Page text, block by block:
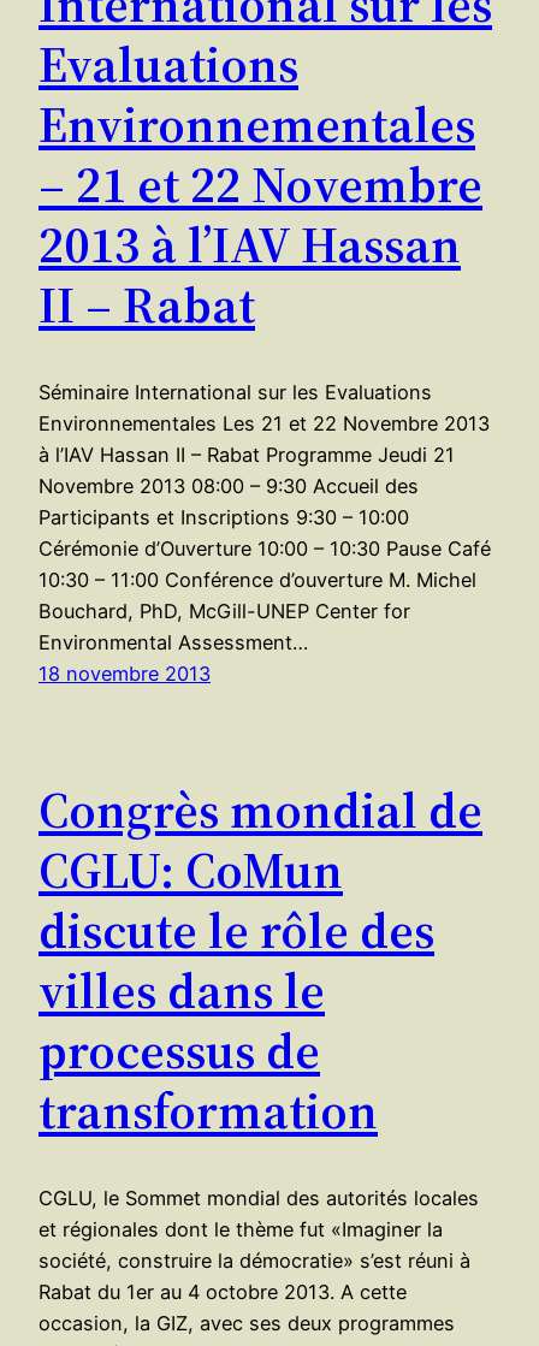
Evaluations
Environnementales
– 21 et 22 Novembre
2013 à l’IAV Hassan
II – Rabat
Séminaire International sur les Evaluations
Environnementales Les 21 et 22 Novembre 2013
à l’IAV Hassan II – Rabat Programme Jeudi 21
Novembre 2013 08:00 – 9:30 Accueil des
Participants et Inscriptions 9:30 – 10:00
Cérémonie d’Ouverture 10:00 – 10:30 Pause Café
10:30 – 11:00 Conférence d’ouverture M. Michel
Bouchard, PhD, McGill-UNEP Center for
Environmental Assessment…
18 novembre 2013
Congrès mondial de
CGLU: CoMun
discute le rôle des
villes dans le
processus de
transformation
CGLU, le Sommet mondial des autorités locales
et régionales dont le thème fut «Imaginer la
société, construire la démocratie» s’est réuni à
Rabat du 1er au 4 octobre 2013. A cette
occasion, la GIZ, avec ses deux programmes